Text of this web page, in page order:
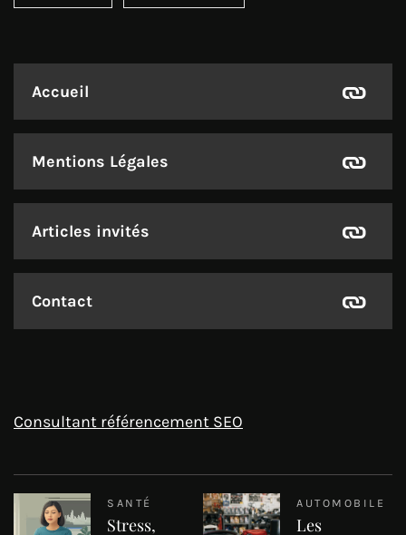
Accueil
Mentions Légales
Articles invités
Contact
Consultant référencement SEO
SANTÉ
Stress,
AUTOMOBILE
Les